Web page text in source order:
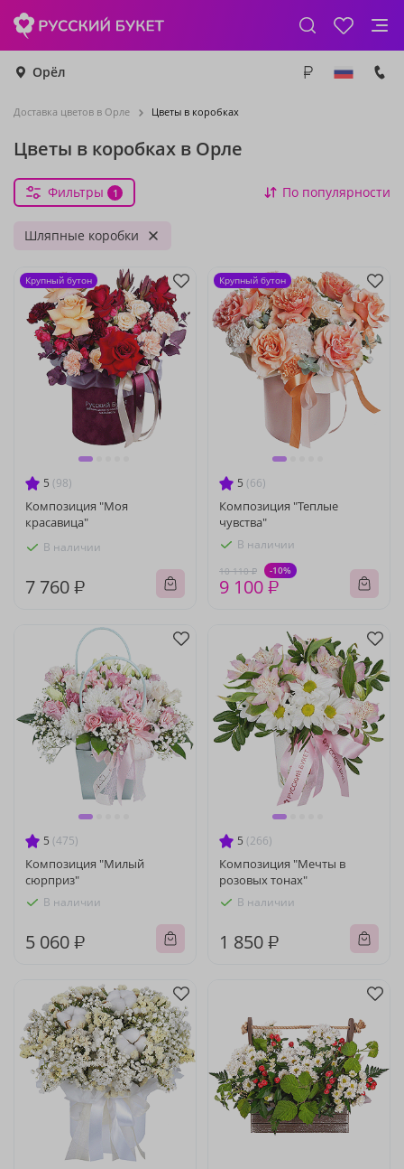
Орёл
Доставка цветов в Орле Цветы в коробках
Цветы в коробках в Орле
Фильтры 1 По популярности
Шляпные коробки
5 (98)
Композиция "Моя
красавица"
В наличии
7 760 ₽
Крупный бутон
5 (66)
Композиция "Теплые
чувства"
В наличии
10 110 ₽ -10%
9 100 ₽
Крупный бутон
5 (475)
Композиция "Милый
сюрприз"
В наличии
5 060 ₽
5 (266)
Композиция "Мечты в
розовых тонах"
В наличии
1 850 ₽